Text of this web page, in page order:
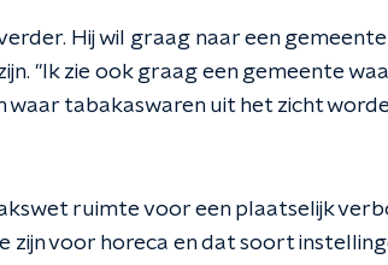
Hij wil graag naar een
"Ik zie ook graag een gemeente
waar tabakaswaren uit het zicht
ruimte voor een plaatselijk
zijn voor horeca en dat soort